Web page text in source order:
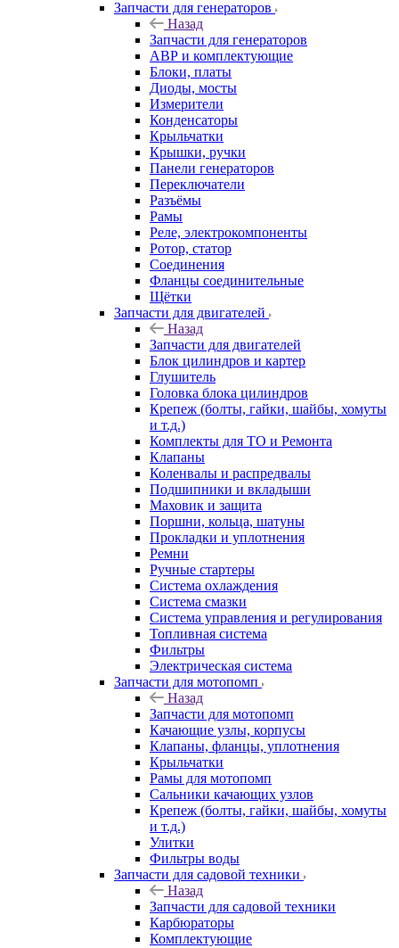
Запчасти для генераторов
Назад
Запчасти для генераторов
АВР и комплектующие
Блоки, платы
Диоды, мосты
Измерители
Конденсаторы
Крыльчатки
Крышки, ручки
Панели генераторов
Переключатели
Разъёмы
Рамы
Реле, электрокомпоненты
Ротор, статор
Соединения
Фланцы соединительные
Щётки
Запчасти для двигателей
Назад
Запчасти для двигателей
Блок цилиндров и картер
Глушитель
Головка блока цилиндров
Крепеж (болты, гайки, шайбы, хомуты
и т.д.)
Комплекты для ТО и Ремонта
Клапаны
Коленвалы и распредвалы
Подшипники и вкладыши
Маховик и защита
Поршни, кольца, шатуны
Прокладки и уплотнения
Ремни
Ручные стартеры
Система охлаждения
Система смазки
Система управления и регулирования
Топливная система
Фильтры
Электрическая система
Запчасти для мотопомп
Назад
Запчасти для мотопомп
Качающие узлы, корпусы
Клапаны, фланцы, уплотнения
Крыльчатки
Рамы для мотопомп
Сальники качающих узлов
Крепеж (болты, гайки, шайбы, хомуты
и т.д.)
Улитки
Фильтры воды
Запчасти для садовой техники
Назад
Запчасти для садовой техники
Карбюраторы
Комплектующие